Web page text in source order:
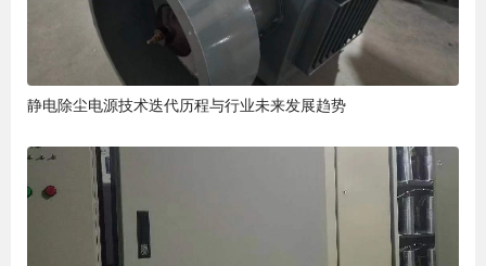
静电除尘电源技术迭代历程与行业未来发展趋势